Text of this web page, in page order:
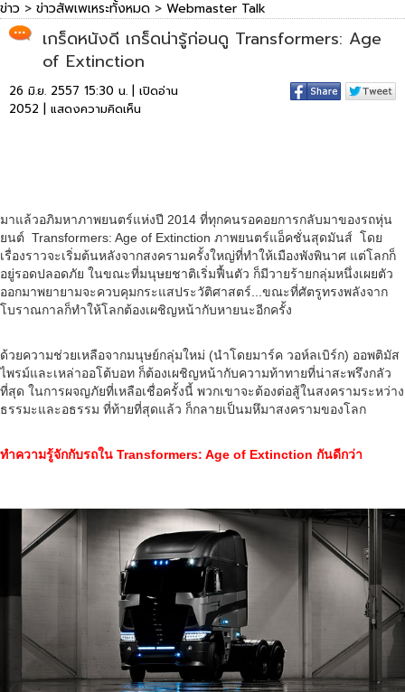
ข่าว > ข่าวสัพเพเหระทั้งหมด > Webmaster Talk
เกร็ดหนังดี เกร็ดน่ารู้ก่อนดู Transformers: Age
of Extinction
26 มิ.ย. 2557 15:30 น. | เปิดอ่าน
2052 | แสดงความคิดเห็น
มาแล้วอภิมหาภาพยนตร์แห่งปี 2014 ที่ทุกคนรอคอยการกลับมาของรถหุ่น
ยนต์ Transformers: Age of Extinction ภาพยนตร์แอ็คชั่นสุดมันส์ โดย
เรื่องราวจะเริ่มต้นหลังจากสงครามครั้งใหญ่ที่ทำให้เมืองพังพินาศ แต่โลกก็
อยู่รอดปลอดภัย ในขณะที่มนุษยชาติเริ่มฟื้นตัว ก็มีวายร้ายกลุ่มหนึ่งเผยตัว
ออกมาพยายามจะควบคุมกระแสประวัติศาสตร์...ขณะที่ศัตรูทรงพลังจาก
โบราณกาลก็ทำให้โลกต้องเผชิญหน้ากับหายนะอีกครั้ง
ด้วยความช่วยเหลือจากมนุษย์กลุ่มใหม่ (นำโดยมาร์ค วอห์ลเบิร์ก) ออพติมัส
ไพรม์และเหล่าออโต้บอท ก็ต้องเผชิญหน้ากับความท้าทายที่น่าสะพรึงกลัว
ที่สุด ในการผจญภัยที่เหลือเชื่อครั้งนี้ พวกเขาจะต้องต่อสู้ในสงครามระหว่าง
ธรรมะและอธรรม ที่ท้ายที่สุดแล้ว ก็กลายเป็นมหึมาสงครามของโลก
ทำความรู้จักกับรถใน Transformers: Age of Extinction กันดีกว่า